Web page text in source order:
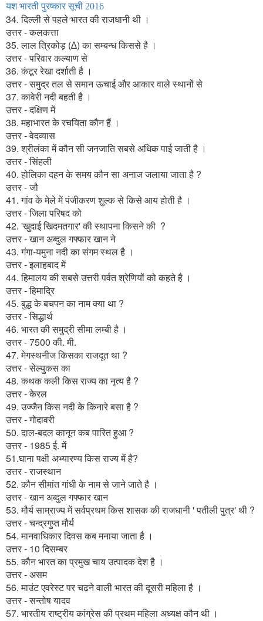
यश भारती पुरष्कार सूची 2016
34. दिल्ली से पहले भारत की राजधानी थी ।
उत्तर - कलकत्ता
35. लाल त्रिकोड़ (∆) का सम्बन्ध किससे है ।
उत्तर - परिवार कल्याण से
36. कंटूर रेखा दर्शाती है ।
उत्तर - समुद्र तल से समान ऊचाई और आकार वाले स्थानों से
37. कावेरी नदी बहती है ।
उत्तर - दक्षिण में
38. महाभारत के रचयिता कौन हैं ।
उत्तर - वेदव्यास
39. श्रीलंका में कौन सी जनजाति सबसे अधिक पाई जाती है ।
उत्तर - सिंहली
40. होलिका दहन के समय कौन सा अनाज जलाया जाता है ?
उत्तर - जौ
41. गांव के मेले में पंजीकरण शुल्क से किसे आय होती है ।
उत्तर - जिला परिषद को
42. 'खुदाई खिदमतगार' की स्थापना किसने की ?
उत्तर - खान अब्दुल गफ्फार खान ने
43. गंगा-यमुना नदी का संगम स्थल है ।
उत्तर - इलाहबाद में
44. हिमालय की सबसे उत्तरी पर्वत श्रेणियों को कहते है ।
उत्तर - हिमाद्रि
45. बुद्ध के बचपन का नाम क्या था ?
उत्तर - सिद्धार्थ
46. भारत की समुद्री सीमा लम्बी है ।
उत्तर - 7500 की. मी.
47. मेगस्थनीज किसका राजदूत था ?
उत्तर - सेल्युकस का
48. कथक कली किस राज्य का नृत्य है ?
उत्तर - केरल
49. उज्जैन किस नदी के किनारे बसा है ?
उत्तर - गोदावरी
50. दाल-बदल कानून कब पारित हुआ ?
उत्तर - 1985 ई. में
51.घाना पक्षी अभ्यारण्य किस राज्य में है?
उत्तर - राजस्थान
52. कौन सीमांत गांधी के नाम से जाने जाते है ।
उत्तर - खान अब्दुल गफ्फार खान
53. मौर्य साम्राज्य में सर्वप्रथम किस शासक की राजधानी ' पतीली पुत्र' थी ?
उत्तर - चन्द्रगुप्त मौर्य
54. मानवाधिकार दिवस कब मनाया जाता है ।
उत्तर - 10 दिसम्बर
55. कौन भारत का प्रमुख चाय उत्पादक देश है ।
उत्तर - असम
56. माउंट एवरेस्ट पर चढ़ने वाली भारत की दूसरी महिला है ।
उत्तर - सन्तोष यादव
57. भारतीय राष्ट्रीय कांग्रेस की प्रथम महिला अध्यक्ष कौन थी ।